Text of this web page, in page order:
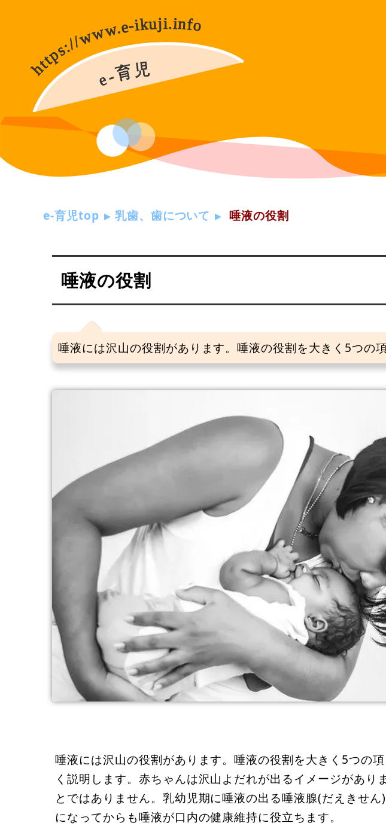
e-育児top 乳歯、歯について 唾液の役割
唾液の役割
唾液には沢山の役割があります。唾液の役割を大きく5つの
唾液には沢山の役割があります。唾液の役割を大きく5つの
く説明します。赤ちゃんは沢山よだれが出るイメージがあり
とではありません。乳幼児期に唾液の出る唾液腺(だえきせ
になってからも唾液が口内の健康維持に役立ちます。